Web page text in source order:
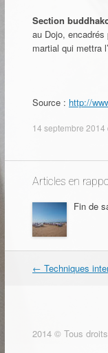
Section
au Dojo, encadrés
martial qui mettra
Source : http://
14 septembre 2014
Articles en
Fin de
Navigation dans les
← Techniques
2014 © Tous